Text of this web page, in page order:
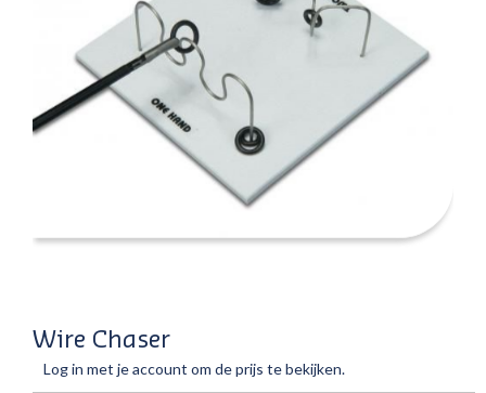
Wire Chaser
Log in met je account om de prijs te bekijken.